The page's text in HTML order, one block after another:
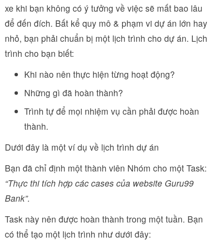
xe khi bạn không có ý tưởng về việc sẽ mất bao lâu
để đến đích. Bất kể quy mô & phạm vi dự án lớn hay
nhỏ, bạn phải chuẩn bị một lịch trình cho dự án. Lịch
trình cho bạn biết:
Khi nào nên thực hiện từng hoạt động?
Những gì đã hoàn thành?
Trình tự để mọi nhiệm vụ cần phải được hoàn
thành.
Dưới đây là một ví dụ về lịch trình dự án
Bạn đã chỉ định một thành viên Nhóm cho một Task:
“Thực thi tích hợp các cases của website Guru99
Bank”.
Task này nên được hoàn thành trong một tuần. Bạn
có thể tạo một lịch trình như dưới đây: